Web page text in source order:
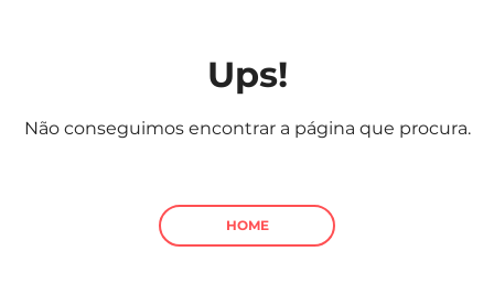
Sociedade
Negócios
Ups!
Não conseguimos encontrar a página que procura.
HOME